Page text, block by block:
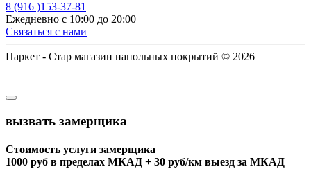
8 (916 )153-37-81
Ежедневно с 10:00 до 20:00
Связаться с нами
Паркет - Стар магазин напольных покрытий © 2026
вызвать замерщика
Стоимость услуги замерщика
1000 руб в пределах МКАД + 30 руб/км выезд за МКАД